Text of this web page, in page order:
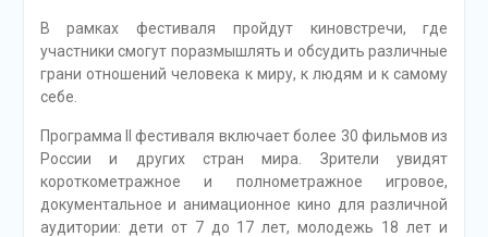
В рамках фестиваля пройдут киновстречи, где
участники смогут поразмышлять и обсудить различные
грани отношений человека к миру, к людям и к самому
себе.
Программа II фестиваля включает более 30 фильмов из
России и других стран мира. Зрители увидят
короткометражное и полнометражное игровое,
документальное и анимационное кино для различной
аудитории: дети от 7 до 17 лет, молодежь 18 лет и